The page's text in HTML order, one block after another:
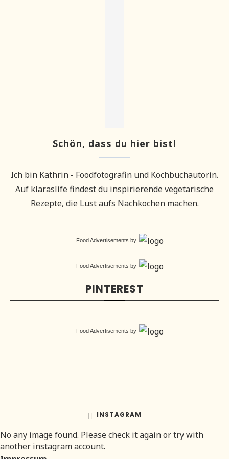
Schön, dass du hier bist!
Ich bin Kathrin - Foodfotografin und Kochbuchautorin.
Auf klaraslife findest du inspirierende vegetarische
Rezepte, die Lust aufs Nachkochen machen.
Food Advertisements by
Food Advertisements by
PINTEREST
Food Advertisements by
INSTAGRAM
No any image found. Please check it again or try with
another instagram account.